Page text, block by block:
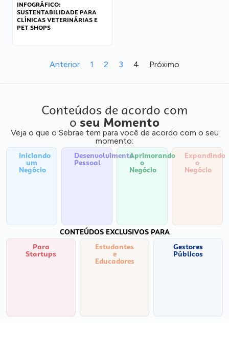
INFOGRÁFICO:
SUSTENTABILIDADE PARA
CLÍNICAS VETERINÁRIAS E
PET SHOPS
Anterior 1 2 3 4 Próximo
Conteúdos de acordo com
o seu Momento
Veja o que o Sebrae tem para você de acordo com o seu
momento:
Iniciando
um
Negócio
Desenvolvimento
Pessoal
Aprimorando
o
Negócio
Expandindo
o
Negócio
CONTEÚDOS EXCLUSIVOS PARA
Para
Startups
Estudantes
e
Educadores
Gestores
Públicos